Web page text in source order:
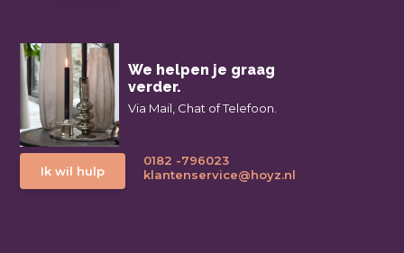
We helpen je graag
verder.
Via Mail, Chat of Telefoon.
Ik wil hulp
0182 -796023
klantenservice@hoyz.nl